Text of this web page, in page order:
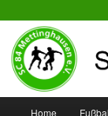
SC 84
Home